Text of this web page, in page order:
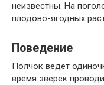
неизвестны. На
плодово-ягодных
Поведение
Полчок ведет
время зверек